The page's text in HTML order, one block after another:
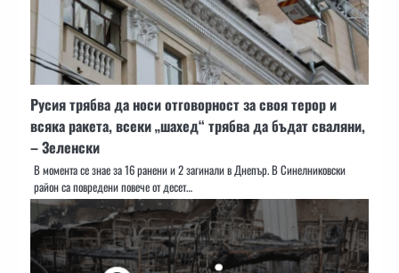
Русия трябва да носи отговорност за своя терор и
всяка ракета, всеки „шахед“ трябва да бъдат сваляни,
– Зеленски
В момента се знае за 16 ранени и 2 загинали в Днепър. В Синелниковски
район са повредени повече от десет…